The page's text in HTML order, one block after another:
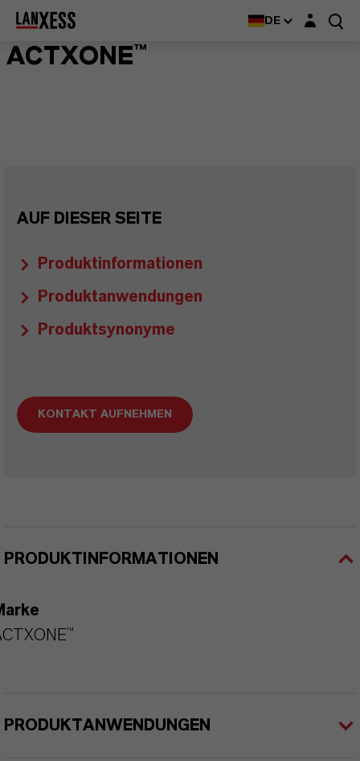
DE Login-Maske
ACTXONE™
AUF DIESER SEITE
Produktinformationen
Produktanwendungen
Produktsynonyme
KONTAKT AUFNEHMEN
PRODUKTINFORMATIONEN
PRODUKTANWENDUNGEN